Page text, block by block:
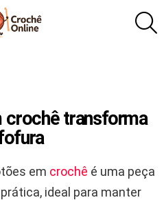
crochê transforma
em crochê é uma peça
ideal para manter